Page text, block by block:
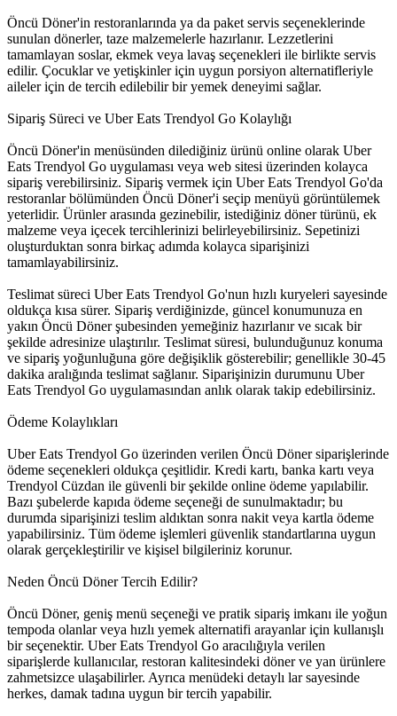
Öncü Döner'in restoranlarında ya da paket servis seçeneklerinde
sunulan dönerler, taze malzemelerle hazırlanır. Lezzetlerini
tamamlayan soslar, ekmek veya lavaş seçenekleri ile birlikte servis
edilir. Çocuklar ve yetişkinler için uygun porsiyon alternatifleriyle
aileler için de tercih edilebilir bir yemek deneyimi sağlar.
Sipariş Süreci ve Uber Eats Trendyol Go Kolaylığı
Öncü Döner'in menüsünden dilediğiniz ürünü online olarak Uber
Eats Trendyol Go uygulaması veya web sitesi üzerinden kolayca
sipariş verebilirsiniz. Sipariş vermek için Uber Eats Trendyol Go'da
restoranlar bölümünden Öncü Döner'i seçip menüyü görüntülemek
yeterlidir. Ürünler arasında gezinebilir, istediğiniz döner türünü, ek
malzeme veya içecek tercihlerinizi belirleyebilirsiniz. Sepetinizi
oluşturduktan sonra birkaç adımda kolayca siparişinizi
tamamlayabilirsiniz.
Teslimat süreci Uber Eats Trendyol Go'nun hızlı kuryeleri sayesinde
oldukça kısa sürer. Sipariş verdiğinizde, güncel konumunuza en
yakın Öncü Döner şubesinden yemeğiniz hazırlanır ve sıcak bir
şekilde adresinize ulaştırılır. Teslimat süresi, bulunduğunuz konuma
ve sipariş yoğunluğuna göre değişiklik gösterebilir; genellikle 30-45
dakika aralığında teslimat sağlanır. Siparişinizin durumunu Uber
Eats Trendyol Go uygulamasından anlık olarak takip edebilirsiniz.
Ödeme Kolaylıkları
Uber Eats Trendyol Go üzerinden verilen Öncü Döner siparişlerinde
ödeme seçenekleri oldukça çeşitlidir. Kredi kartı, banka kartı veya
Trendyol Cüzdan ile güvenli bir şekilde online ödeme yapılabilir.
Bazı şubelerde kapıda ödeme seçeneği de sunulmaktadır; bu
durumda siparişinizi teslim aldıktan sonra nakit veya kartla ödeme
yapabilirsiniz. Tüm ödeme işlemleri güvenlik standartlarına uygun
olarak gerçekleştirilir ve kişisel bilgileriniz korunur.
Neden Öncü Döner Tercih Edilir?
Öncü Döner, geniş menü seçeneği ve pratik sipariş imkanı ile yoğun
tempoda olanlar veya hızlı yemek alternatifi arayanlar için kullanışlı
bir seçenektir. Uber Eats Trendyol Go aracılığıyla verilen
siparişlerde kullanıcılar, restoran kalitesindeki döner ve yan ürünlere
zahmetsizce ulaşabilirler. Ayrıca menüdeki detaylı lar sayesinde
herkes, damak tadına uygun bir tercih yapabilir.